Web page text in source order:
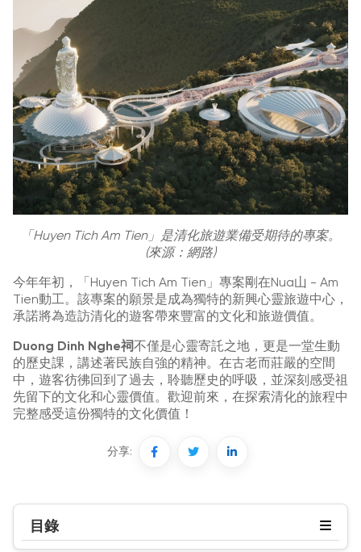
「Huyen Tich Am Tien」是清化旅遊業備受期待的專案。
(來源：網路)
今年年初，「Huyen Tich Am Tien」專案剛在Nua山 - Am
Tien動工。該專案的願景是成為獨特的新興心靈旅遊中心，
承諾將為造訪清化的遊客帶來豐富的文化和旅遊價值。
Duong Dinh Nghe祠不僅是心靈寄託之地，更是一堂生動
的歷史課，講述著民族自強的精神。在古老而莊嚴的空間
中，遊客彷彿回到了過去，聆聽歷史的呼吸，並深刻感受祖
先留下的文化和心靈價值。歡迎前來，在探索清化的旅程中
完整感受這份獨特的文化價值！
分享:
目錄